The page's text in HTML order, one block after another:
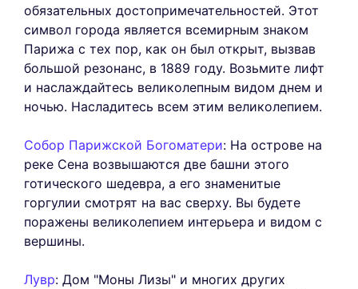
обязательных достопримечательностей. Этот
символ города является всемирным знаком
Парижа с тех пор, как он был открыт, вызвав
большой резонанс, в 1889 году. Возьмите лифт
и наслаждайтесь великолепным видом днем и
ночью. Насладитесь всем этим великолепием.
Собор Парижской Богоматери: На острове на
реке Сена возвышаются две башни этого
готического шедевра, а его знаменитые
горгулии смотрят на вас сверху. Вы будете
поражены великолепием интерьера и видом с
вершины.
Лувр: Дом "Моны Лизы" и многих других